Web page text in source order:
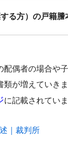
る方）の戸籍謄
配偶者の場合や
類が増えていき
に記載されていま
｜裁判所